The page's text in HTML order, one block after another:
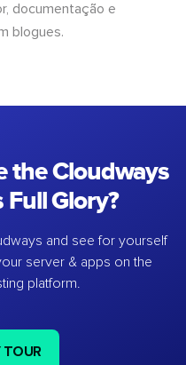
documentação e
blogues.
the Cloudways
Glory?
and see for yourself
server & apps on the
platform.
TOUR